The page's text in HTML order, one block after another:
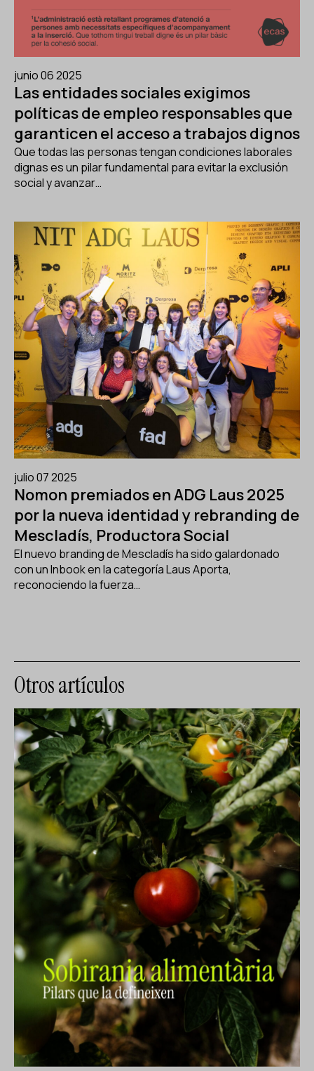
junio 06 2025
Las entidades sociales exigimos
políticas de empleo responsables que
garanticen el acceso a trabajos dignos
Que todas las personas tengan condiciones laborales
dignas es un pilar fundamental para evitar la exclusión
social y avanzar…
julio 07 2025
Nomon premiados en ADG Laus 2025
por la nueva identidad y rebranding de
Mescladís, Productora Social
El nuevo branding de Mescladís ha sido galardonado
con un Inbook en la categoría Laus Aporta,
reconociendo la fuerza…
Otros artículos